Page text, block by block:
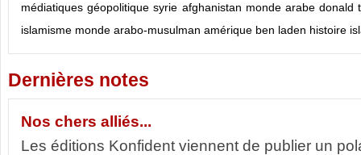
médiatiques géopolitique syrie afghanistan monde arabe donald
islamisme monde arabo-musulman amérique ben laden histoire
Dernières notes
Nos chers alliés...
Les éditions Konfident viennent de publier un